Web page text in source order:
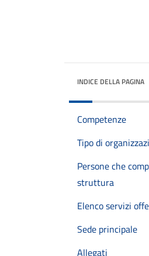
INDICE DELLA PAGINA
Competenze
Tipo di
Persone che
struttura
Elenco servizi
Sede principale
Allegati